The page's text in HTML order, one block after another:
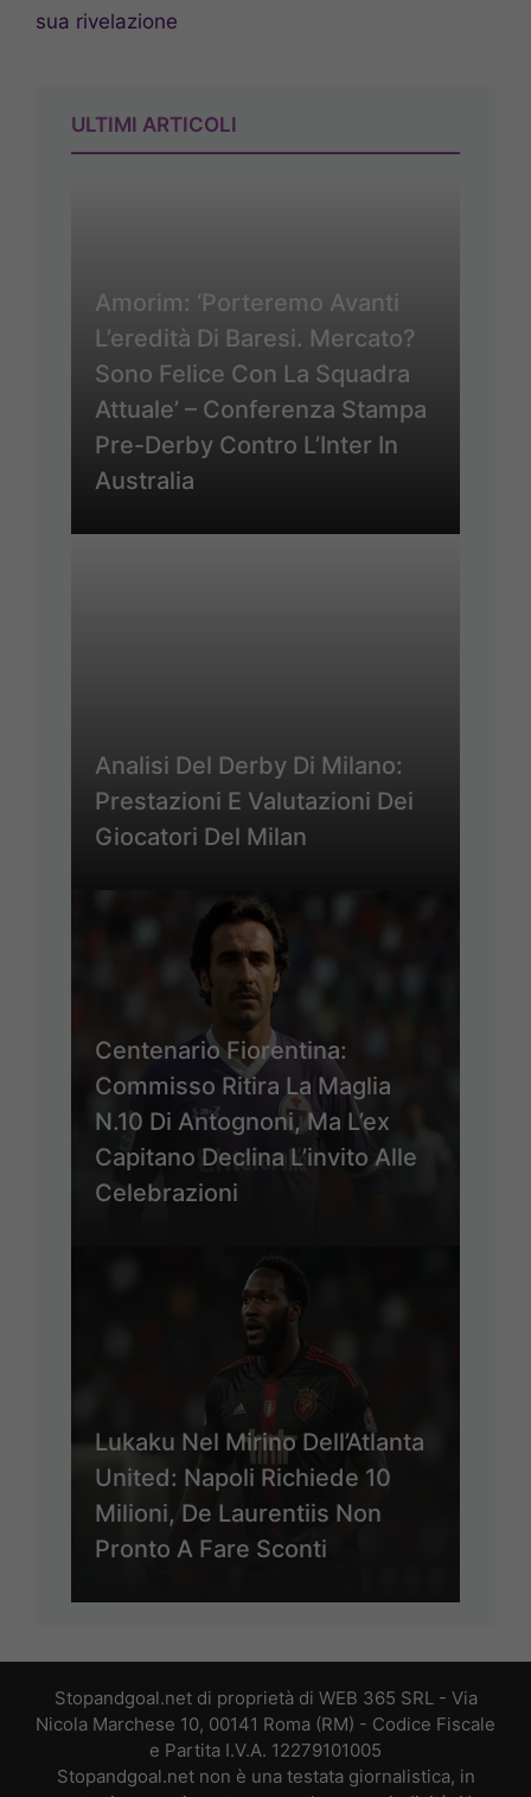
sua rivelazione
ULTIMI ARTICOLI
Amorim: ‘Porteremo Avanti
L’eredità Di Baresi. Mercato?
Sono Felice Con La Squadra
Attuale’ – Conferenza Stampa
Pre-Derby Contro L’Inter In
Australia
Analisi Del Derby Di Milano:
Prestazioni E Valutazioni Dei
Giocatori Del Milan
Centenario Fiorentina:
Commisso Ritira La Maglia
N.10 Di Antognoni, Ma L’ex
Capitano Declina L’invito Alle
Celebrazioni
Lukaku Nel Mirino Dell’Atlanta
United: Napoli Richiede 10
Milioni, De Laurentiis Non
Pronto A Fare Sconti
Stopandgoal.net di proprietà di WEB 365 SRL - Via
Nicola Marchese 10, 00141 Roma (RM) - Codice Fiscale
e Partita I.V.A. 12279101005
Stopandgoal.net non è una testata giornalistica, in